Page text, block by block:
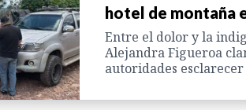
hotel de montaña
Entre el dolor y la
Alejandra Figueroa
autoridades